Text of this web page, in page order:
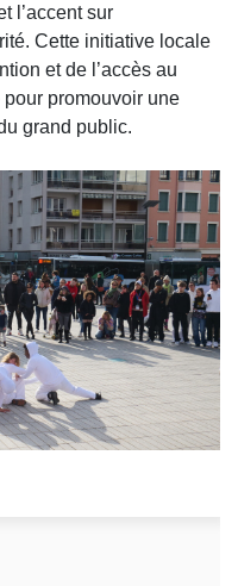
l’accent sur
Cette initiative locale
et de l’accès au
promouvoir une
grand public.